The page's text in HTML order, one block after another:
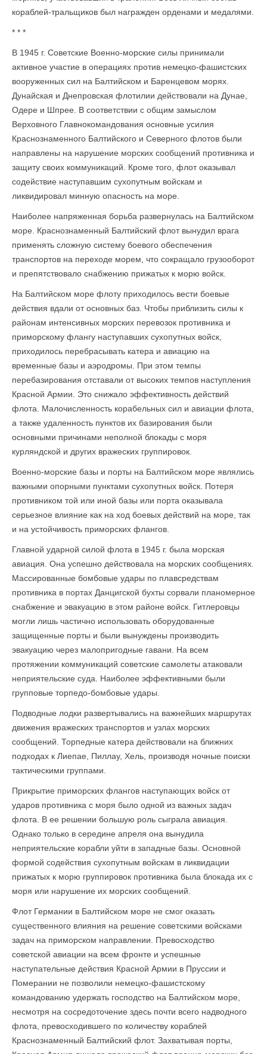
кораблей-тральщиков был награжден орденами и медалями.
* * *
В 1945 г. Советские Военно-морские силы принимали
активное участие в опе­рациях против немецко-фашистских
вооруженных сил на Балтийском и Баренцевом морях.
Дунайская и Днепровская флотилии действовали на Дунае,
Одере и Шпрее. В соответствии с общим замыслом
Верховного Главнокомандования основные усилия
Краснознаменного Балтийского и Северного флотов были
направлены на нарушение морских сообщений противника и
защиту своих коммуникаций. Кроме того, флот оказывал
содействие наступавшим сухопутным войскам и
ликвидировал минную опасность на море.
Наиболее напряженная борьба развернулась на Балтийском
море. Краснознаменный Балтийский флот вынудил врага
применять сложную систему боевого обеспечения
транспортов на переходе морем, что сокращало грузооборот
и препятствовало снабжению прижатых к морю войск.
На Балтийском море флоту приходилось вести боевые
действия вдали от основных баз. Чтобы приблизить силы к
районам интенсивных морских перевозок противника и
приморскому флангу наступавших сухопутных войск,
приходилось перебрасывать катера и авиацию на
временные базы и аэродромы. При этом темпы
перебазирования отставали от высоких темпов наступления
Красной Армии. Это снижало эффективность действий
флота. Малочисленность корабельных сил и авиации флота,
а также удаленность пунктов их базирования были
основными причинами неполной блокады с моря
курляндской и других вражеских группировок.
Военно-морские базы и порты на Балтийском море являлись
важными опорными пунктами сухопутных войск. Потеря
противником той или иной базы или порта оказывала
серьезное влияние как на ход боевых действий на море, так
и на устойчивость приморских флангов.
Главной ударной силой флота в 1945 г. была морская
авиация. Она успешно действовала на морских сообщениях.
Массированные бомбовые удары по плавсредствам
противника в портах Данцигской бухты сорвали планомерное
снабжение и эвакуацию в этом районе войск. Гитлеровцы
могли лишь частично использовать оборудованные
защищенные порты и были вынуждены производить
эвакуацию через малопригодные гавани. На всем
протяжении коммуникаций советские самолеты атаковали
неприятельские суда. Наиболее эффективными были
групповые торпедо-бомбовые удары.
Подводные лодки развертывались на важнейших маршрутах
движения вражеских транспортов и узлах морских
сообщений. Торпедные катера действовали на ближних
подходах к Лиепае, Пиллау, Хель, производя ночные поиски
тактическими группами.
Прикрытие приморских флангов наступающих войск от
ударов противника с моря было одной из важных задач
флота. В ее решении большую роль сыграла авиация.
Однако только в середине апреля она вынудила
неприятельские корабли уйти в западные базы. Основной
формой содействия сухопутным войскам в ликвидации
прижатых к морю группировок противника была блокада их с
моря или нарушение их морских сообщений.
Флот Германии в Балтийском море не смог оказать
существенного влияния на решение советскими войсками
задач на приморском направлении. Превосходство
советской авиации на всем фронте и успешные
наступательные действия Красной Армии в Пруссии и
Померании не позволили немецко-фашистскому
командованию удержать господство на Балтийском море,
несмотря на сосредоточение здесь почти всего надводного
флота, превосходившего по количеству кораблей
Краснознаменный Балтийский флот. Захватывая порты,